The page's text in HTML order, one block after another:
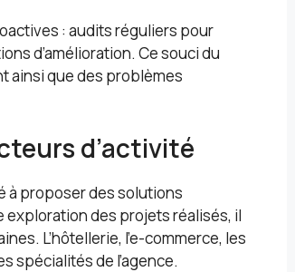
: audits réguliers pour
d’amélioration. Ce souci du
ainsi que des problèmes
d’activité
à proposer des solutions
exploration des projets réalisés, il
L’hôtellerie, l’e-commerce, les
spécialités de l’agence.